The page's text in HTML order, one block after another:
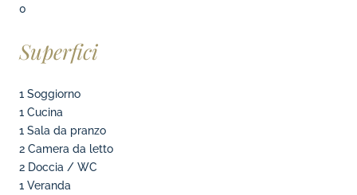
0
Superfici
1 Soggiorno
1 Cucina
1 Sala da pranzo
2 Camera da letto
2 Doccia / WC
1 Veranda